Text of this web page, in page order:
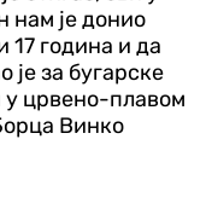
нам је донио
17 година и да
је за бугарске
у црвено-плавом
Винко